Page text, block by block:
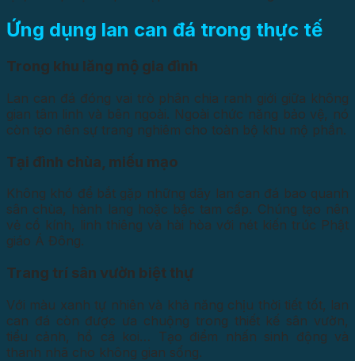
Ứng dụng lan can đá trong thực tế
Trong khu lăng mộ gia đình
Lan can đá đóng vai trò phân chia ranh giới giữa không
gian tâm linh và bên ngoài. Ngoài chức năng bảo vệ, nó
còn tạo nên sự trang nghiêm cho toàn bộ khu mộ phần.
Tại đình chùa, miếu mạo
Không khó để bắt gặp những dãy lan can đá bao quanh
sân chùa, hành lang hoặc bậc tam cấp. Chúng tạo nên
vẻ cổ kính, linh thiêng và hài hòa với nét kiến trúc Phật
giáo Á Đông.
Trang trí sân vườn biệt thự
Với màu xanh tự nhiên và khả năng chịu thời tiết tốt, lan
can đá còn được ưa chuộng trong thiết kế sân vườn,
tiểu cảnh, hồ cá koi… Tạo điểm nhấn sinh động và
thanh nhã cho không gian sống.